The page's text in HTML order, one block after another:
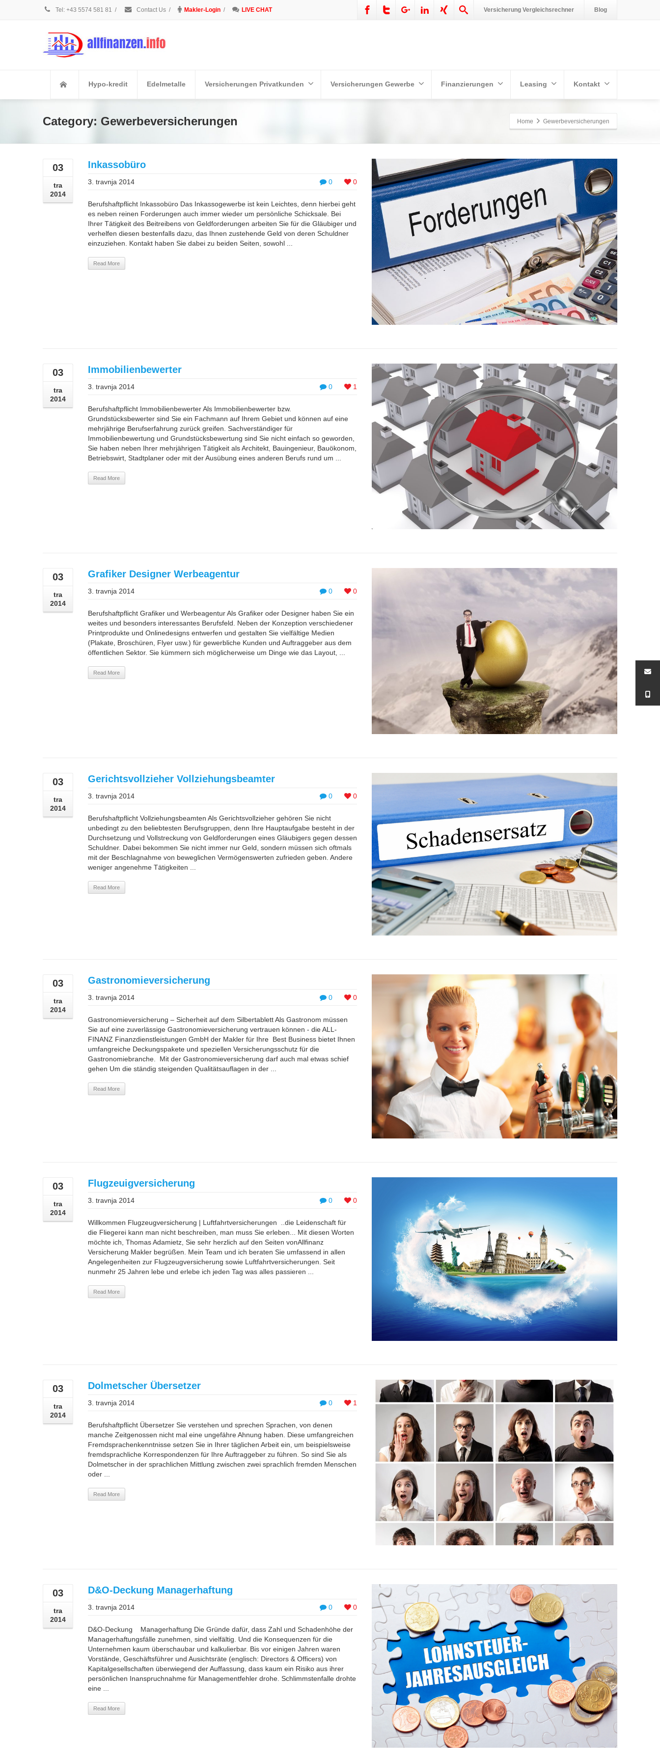
Tel: +43 5574 581 81 / Contact Us / Makler-Login / LIVE CHAT Versicherung Vergleichsrechner Blog
Hypo-kredit Edelmetalle Versicherungen Privatkunden Versicherungen Gewerbe Finanzierungen Leasing Kontakt
Category: Gewerbeversicherungen Home Gewerbeversicherungen
03
tra
2014
Inkassobüro
0 0
3. travnja 2014
Berufshaftpflicht Inkassobüro Das Inkassogewerbe ist kein Leichtes, denn hierbei geht
es neben reinen Forderungen auch immer wieder um persönliche Schicksale. Bei
Ihrer Tätigkeit des Beitreibens von Geldforderungen arbeiten Sie für die Gläubiger und
verhelfen diesen bestenfalls dazu, das Ihnen zustehende Geld von deren Schuldner
einzuziehen. Kontakt haben Sie dabei zu beiden Seiten, sowohl ...
Read More
03
tra
2014
Immobilienbewerter
0 1
3. travnja 2014
Berufshaftpflicht Immobilienbewerter Als Immobilienbewerter bzw.
Grundstücksbewerter sind Sie ein Fachmann auf Ihrem Gebiet und können auf eine
mehrjährige Berufserfahrung zurück greifen. Sachverständiger für
Immobilienbewertung und Grundstücksbewertung sind Sie nicht einfach so geworden,
Sie haben neben Ihrer mehrjährigen Tätigkeit als Architekt, Bauingenieur, Bauökonom,
Betriebswirt, Stadtplaner oder mit der Ausübung eines anderen Berufs rund um ...
Read More
03
tra
2014
Grafiker Designer Werbeagentur
0 0
3. travnja 2014
Berufshaftpflicht Grafiker und Werbeagentur Als Grafiker oder Designer haben Sie ein
weites und besonders interessantes Berufsfeld. Neben der Konzeption verschiedener
Printprodukte und Onlinedesigns entwerfen und gestalten Sie vielfältige Medien
(Plakate, Broschüren, Flyer usw.) für gewerbliche Kunden und Auftraggeber aus dem
öffentlichen Sektor. Sie kümmern sich möglicherweise um Dinge wie das Layout, ...
Read More
03
tra
2014
Gerichtsvollzieher Vollziehungsbeamter
0 0
3. travnja 2014
Berufshaftpflicht Vollziehungsbeamten Als Gerichtsvollzieher gehören Sie nicht
unbedingt zu den beliebtesten Berufsgruppen, denn Ihre Hauptaufgabe besteht in der
Durchsetzung und Vollstreckung von Geldforderungen eines Gläubigers gegen dessen
Schuldner. Dabei bekommen Sie nicht immer nur Geld, sondern müssen sich oftmals
mit der Beschlagnahme von beweglichen Vermögenswerten zufrieden geben. Andere
weniger angenehme Tätigkeiten ...
Read More
03
tra
2014
Gastronomieversicherung
0 0
3. travnja 2014
Gastronomieversicherung – Sicherheit auf dem Silbertablett Als Gastronom müssen
Sie auf eine zuverlässige Gastronomieversicherung vertrauen können - die ALL-
FINANZ Finanzdienstleistungen GmbH der Makler für Ihre Best Business bietet Ihnen
umfangreiche Deckungspakete und speziellen Versicherungsschutz für die
Gastronomiebranche. Mit der Gastronomieversicherung darf auch mal etwas schief
gehen Um die ständig steigenden Qualitätsauflagen in der ...
Read More
03
tra
2014
Flugzeuigversicherung
0 0
3. travnja 2014
Willkommen Flugzeugversicherung | Luftfahrtversicherungen ..die Leidenschaft für
die Fliegerei kann man nicht beschreiben, man muss Sie erleben... Mit diesen Worten
möchte ich, Thomas Adamietz, Sie sehr herzlich auf den Seiten vonAllfinanz
Versicherung Makler begrüßen. Mein Team und ich beraten Sie umfassend in allen
Angelegenheiten zur Flugzeugversicherung sowie Luftfahrtversicherungen. Seit
nunmehr 25 Jahren lebe und erlebe ich jeden Tag was alles passieren ...
Read More
03
tra
2014
Dolmetscher Übersetzer
0 1
3. travnja 2014
Berufshaftpflicht Übersetzer Sie verstehen und sprechen Sprachen, von denen
manche Zeitgenossen nicht mal eine ungefähre Ahnung haben. Diese umfangreichen
Fremdsprachenkenntnisse setzen Sie in Ihrer täglichen Arbeit ein, um beispielsweise
fremdsprachliche Korrespondenzen für Ihre Auftraggeber zu führen. So sind Sie als
Dolmetscher in der sprachlichen Mittlung zwischen zwei sprachlich fremden Menschen
oder ...
Read More
03
tra
2014
D&O-Deckung Managerhaftung
0 0
3. travnja 2014
D&O-Deckung Managerhaftung Die Gründe dafür, dass Zahl und Schadenhöhe der
Managerhaftungsfälle zunehmen, sind vielfältig. Und die Konsequenzen für die
Unternehmen kaum überschaubar und kalkulierbar. Bis vor einigen Jahren waren
Vorstände, Geschäftsführer und Ausichtsräte (englisch: Directors & Officers) von
Kapitalgesellschaften überwiegend der Auffassung, dass kaum ein Risiko aus ihrer
persönlichen Inanspruchnahme für Managementfehler drohe. Schlimmstenfalle drohte
eine ...
Read More